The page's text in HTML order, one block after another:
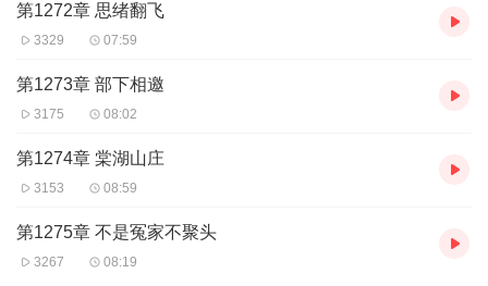
第1272章 思绪翻飞
3329 07:59
第1273章 部下相邀
3175 08:02
第1274章 棠湖山庄
3153 08:59
第1275章 不是冤家不聚头
3267 08:19